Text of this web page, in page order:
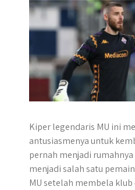
Kiper legendaris MU ini
antusiasmenya untuk
pernah menjadi rumahnya
menjadi salah satu
MU setelah membela